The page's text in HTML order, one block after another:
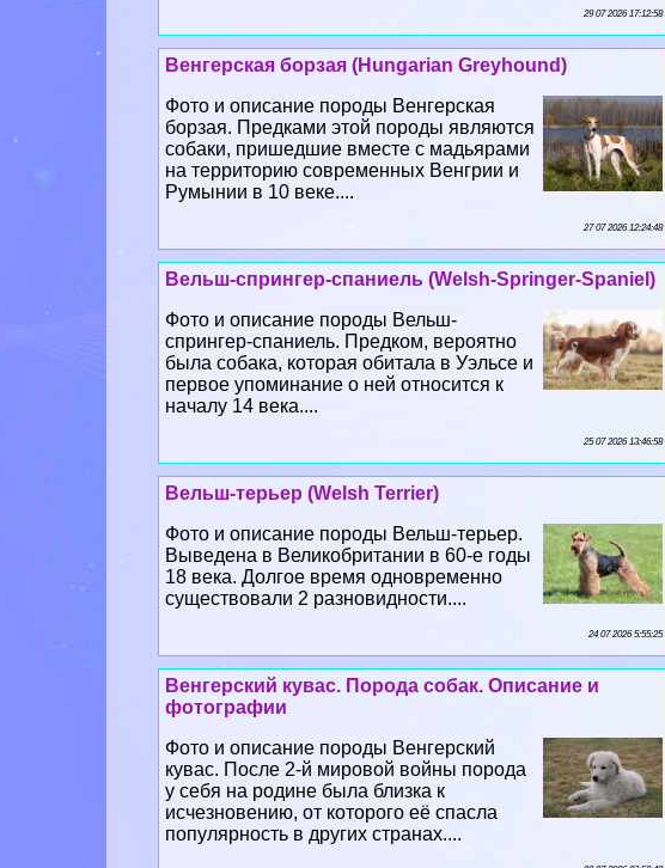
29 07 2026 17:12:58
Венгерская борзая (Hungarian Greyhound)
Фото и описание породы Венгерская
борзая. Предками этой породы являются
собаки, пришедшие вместе с мадьярами
на территорию современных Венгрии и
Румынии в 10 веке....
27 07 2026 12:24:48
Вельш-спрингер-спаниель (Welsh-Springer-Spaniel)
Фото и описание породы Вельш-
спрингер-спаниель. Предком, вероятно
была собака, которая обитала в Уэльсе и
первое упоминание о ней относится к
началу 14 века....
25 07 2026 13:46:58
Вельш-терьер (Welsh Terrier)
Фото и описание породы Вельш-терьер.
Выведена в Великобритании в 60-е годы
18 века. Долгое время одновременно
существовали 2 разновидности....
24 07 2026 5:55:25
Венгерский кувас. Порода собак. Описание и
фотографии
Фото и описание породы Венгерский
кувас. После 2-й мировой войны порода
у себя на родине была близка к
исчезновению, от которого её спасла
популярность в других странах....